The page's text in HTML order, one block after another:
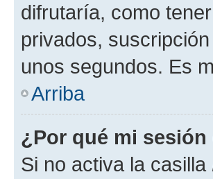
difrutaría, como
privados,
unos segundos. Es
Arriba
¿Por qué mi
Si no activa la casilla